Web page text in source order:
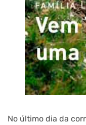
No último dia da